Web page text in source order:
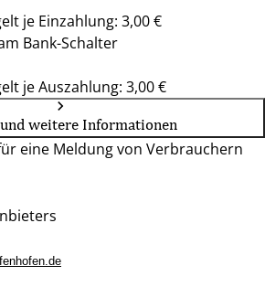
je Einzahlung: 3,00 €
Bank-Schalter
je Auszahlung: 3,00 €
weitere Informationen
eine Meldung von Verbrauchern